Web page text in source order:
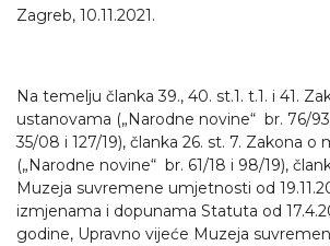
Zagreb, 10.11.2021.
Na temelju članka 39., 40. st.1. t.1. i 41.
ustanovama („Narodne novine“ br. 76/
35/08 i 127/19), članka 26. st. 7. Zakona o
(„Narodne novine“ br. 61/18 i 98/19),
Muzeja suvremene umjetnosti od
izmjenama i dopunama Statuta od
godine, Upravno vijeće Muzeja